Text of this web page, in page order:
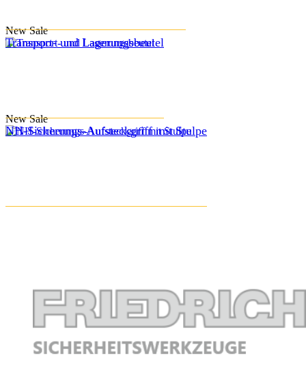
New Sale
Transport- und Lagerungsbeutel
New Sale
NH-Sicherungs-Aufsteckgriff mit Stulpe